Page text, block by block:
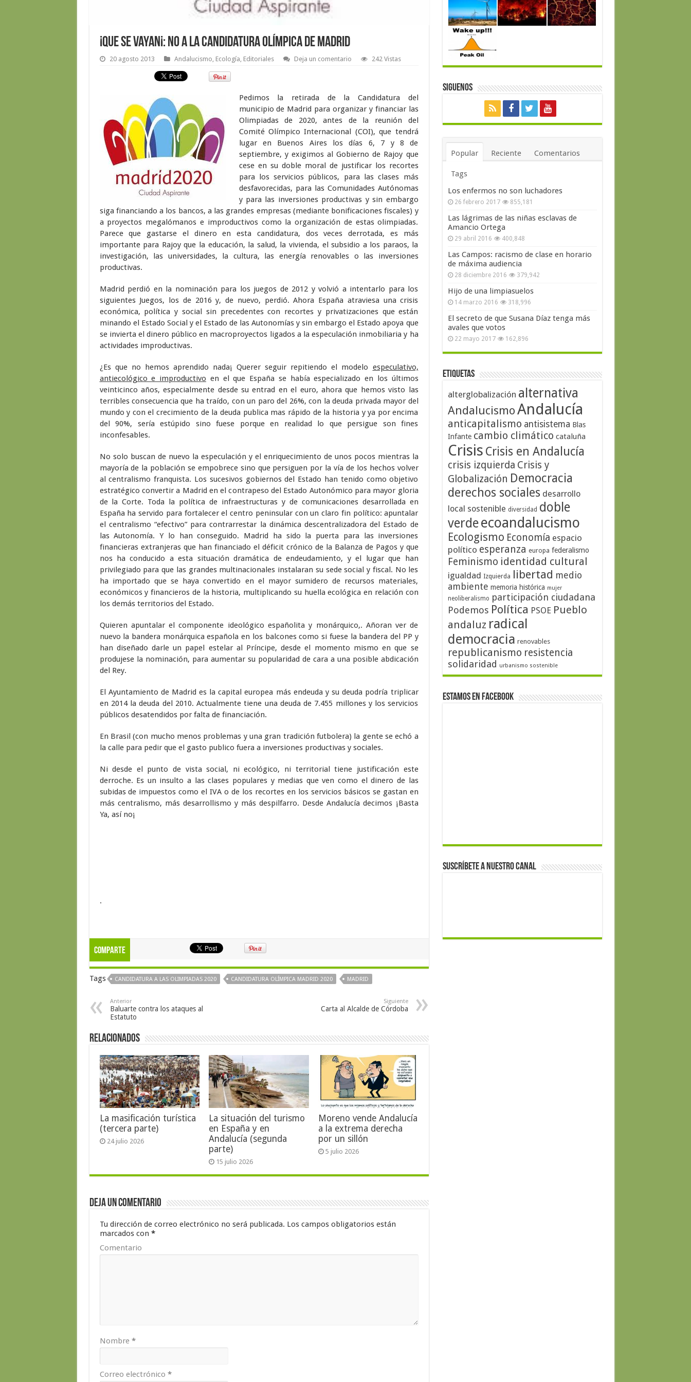
¡Que se vayan¡: no a la candidatura olímpica de Madrid
20 agosto 2013 Andalucismo Ecología Editoriales Deja un comentario 242 Vistas
Pedimos la retirada de la Candidatura del
municipio de Madrid para organizar y financiar las
Olimpiadas de 2020, antes de la reunión del
Comité Olímpico Internacional (COI), que tendrá
lugar en Buenos Aires los días 6, 7 y 8 de
septiembre, y exigimos al Gobierno de Rajoy que
cese en su doble moral de justificar los recortes
para los servicios públicos, para las clases más
desfavorecidas, para las Comunidades Autónomas
y para las inversiones productivas y sin embargo
siga financiando a los bancos, a las grandes empresas (mediante bonificaciones fiscales) y
a proyectos megalómanos e improductivos como la organización de estas olimpiadas.
Parece que gastarse el dinero en esta candidatura, dos veces derrotada, es más
importante para Rajoy que la educación, la salud, la vivienda, el subsidio a los paraos, la
investigación, las universidades, la cultura, las energía renovables o las inversiones
productivas.
Madrid perdió en la nominación para los juegos de 2012 y volvió a intentarlo para los
siguientes Juegos, los de 2016 y, de nuevo, perdió. Ahora España atraviesa una crisis
económica, política y social sin precedentes con recortes y privatizaciones que están
minando el Estado Social y el Estado de las Autonomías y sin embargo el Estado apoya que
se invierta el dinero público en macroproyectos ligados a la especulación inmobiliaria y ha
actividades improductivas.
¿Es que no hemos aprendido nada¡ Querer seguir repitiendo el modelo especulativo,
antiecológico e improductivo en el que España se había especializado en los últimos
veinticinco años, especialmente desde su entrad en el euro, ahora que hemos visto las
terribles consecuencia que ha traído, con un paro del 26%, con la deuda privada mayor del
mundo y con el crecimiento de la deuda publica mas rápido de la historia y ya por encima
del 90%, sería estúpido sino fuese porque en realidad lo que persigue son fines
inconfesables.
No solo buscan de nuevo la especulación y el enriquecimiento de unos pocos mientras la
mayoría de la población se empobrece sino que persiguen por la vía de los hechos volver
al centralismo franquista. Los sucesivos gobiernos del Estado han tenido como objetivo
estratégico convertir a Madrid en el contrapeso del Estado Autonómico para mayor gloria
de la Corte. Toda la política de infraestructuras y de comunicaciones desarrollada en
España ha servido para fortalecer el centro peninsular con un claro fin político: apuntalar
el centralismo “efectivo” para contrarrestar la dinámica descentralizadora del Estado de
las Autonomía. Y lo han conseguido. Madrid ha sido la puerta para las inversiones
financieras extranjeras que han financiado el déficit crónico de la Balanza de Pagos y que
nos ha conducido a esta situación dramática de endeudamiento, y el lugar que han
privilegiado para que las grandes multinacionales instalaran su sede social y fiscal. No les
ha importado que se haya convertido en el mayor sumidero de recursos materiales,
económicos y financieros de la historia, multiplicando su huella ecológica en relación con
los demás territorios del Estado.
Quieren apuntalar el componente ideológico españolita y monárquico,. Añoran ver de
nuevo la bandera monárquica española en los balcones como si fuese la bandera del PP y
han diseñado darle un papel estelar al Príncipe, desde el momento mismo en que se
produjese la nominación, para aumentar su popularidad de cara a una posible abdicación
del Rey.
El Ayuntamiento de Madrid es la capital europea más endeuda y su deuda podría triplicar
en 2014 la deuda del 2010. Actualmente tiene una deuda de 7.455 millones y los servicios
públicos desatendidos por falta de financiación.
En Brasil (con mucho menos problemas y una gran tradición futbolera) la gente se echó a
la calle para pedir que el gasto publico fuera a inversiones productivas y sociales.
Ni desde el punto de vista social, ni ecológico, ni territorial tiene justificación este
derroche. Es un insulto a las clases populares y medias que ven como el dinero de las
subidas de impuestos como el IVA o de los recortes en los servicios básicos se gastan en
más centralismo, más desarrollismo y más despilfarro. Desde Andalucía decimos ¡Basta
Ya, así no¡
.
Comparte
Tags CANDIDATURA A LAS OLIMPIADAS 2020 CANDIDATURA OLÍMPICA MADRID 2020 MADRID
Anterior
Baluarte contra los ataques al
Estatuto
Siguiente
Carta al Alcalde de Córdoba
Relacionados
La masificación turística
(tercera parte)
24 julio 2026
La situación del turismo
en España y en
Andalucía (segunda
parte)
15 julio 2026
Moreno vende Andalucía
a la extrema derecha
por un sillón
5 julio 2026
Deja un comentario
Tu dirección de correo electrónico no será publicada. Los campos obligatorios están
marcados con *
Comentario
Nombre *
Correo electrónico *
Siguenos
Popular Reciente Comentarios
Tags
Los enfermos no son luchadores
26 febrero 2017 855,181
Las lágrimas de las niñas esclavas de
Amancio Ortega
29 abril 2016 400,848
Las Campos: racismo de clase en horario
de máxima audiencia
28 diciembre 2016 379,942
Hijo de una limpiasuelos
14 marzo 2016 318,996
El secreto de que Susana Díaz tenga más
avales que votos
22 mayo 2017 162,896
Etiquetas
alterglobalización alternativa
AndalucismoAndalucía
anticapitalismo antisistema Blas
Infante cambio climático cataluña
Crisis Crisis en Andalucía
crisis izquierda Crisis y
Globalización Democracia
derechos sociales desarrollo
local sostenible diversidad doble
verdeecoandalucismo
Ecologismo Economía espacio
político esperanza europa federalismo
Feminismo identidad cultural
igualdad Izquierda libertad medio
ambiente memoria histórica mujer
neoliberalismo participación ciudadana
Podemos Política PSOE Pueblo
andaluz radical
democracia renovables
republicanismo resistencia
solidaridad urbanismo sostenible
Estamos en Facebook
Suscríbete a nuestro canal